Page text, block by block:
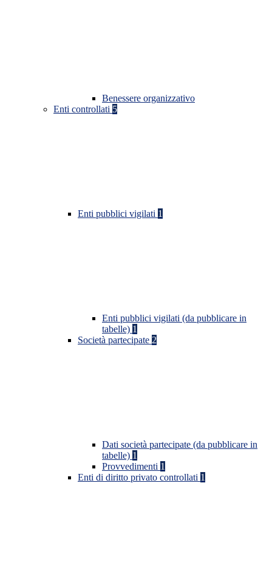
Benessere organizzativo
Enti controllati 5
Enti pubblici vigilati 1
Enti pubblici vigilati (da pubblicare in
tabelle) 1
Società partecipate 2
Dati società partecipate (da pubblicare in
tabelle) 1
Provvedimenti 1
Enti di diritto privato controllati 1